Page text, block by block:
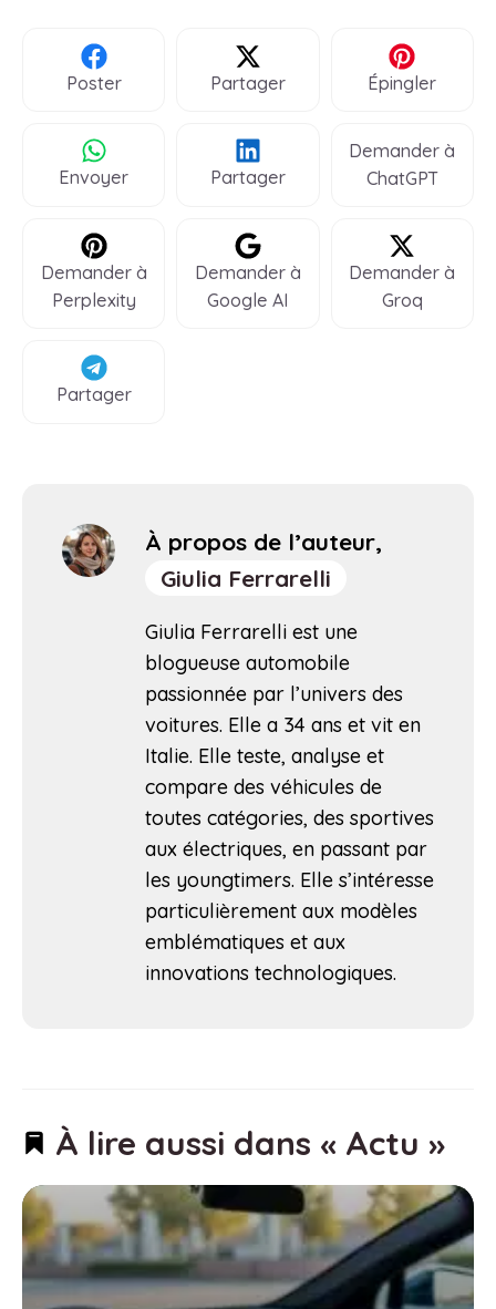
Poster Partager Épingler
Envoyer Partager
Demander à
ChatGPT
Demander à
Perplexity
Demander à
Google AI
Demander à
Groq
Partager
À propos de l’auteur,
Giulia Ferrarelli
Giulia Ferrarelli est une
blogueuse automobile
passionnée par l’univers des
voitures. Elle a 34 ans et vit en
Italie. Elle teste, analyse et
compare des véhicules de
toutes catégories, des sportives
aux électriques, en passant par
les youngtimers. Elle s’intéresse
particulièrement aux modèles
emblématiques et aux
innovations technologiques.
À lire aussi dans « Actu »